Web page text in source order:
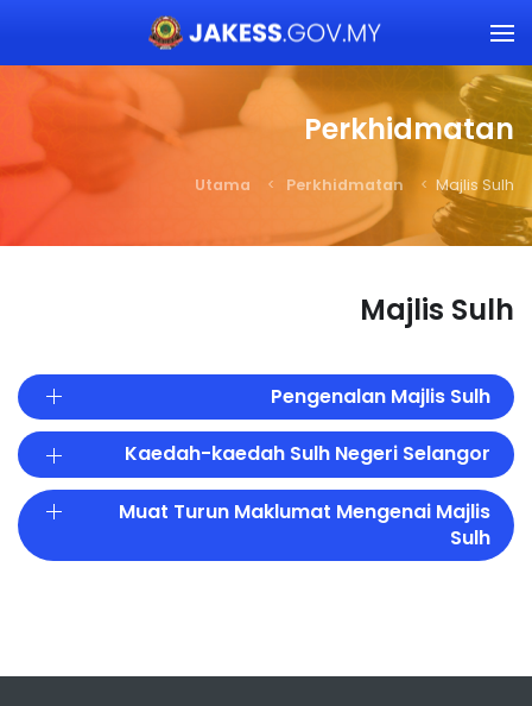
Skip to main content
Perkhidmatan
Utama Perkhidmatan Majlis Sulh
Majlis Sulh
Pengenalan Majlis Sulh
Kaedah-kaedah Sulh Negeri Selangor
Muat Turun Maklumat Mengenai Majlis
Sulh